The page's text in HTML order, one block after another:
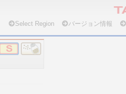
Select Region バージョン情報